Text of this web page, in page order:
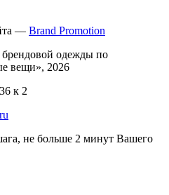
— Brand Promotion
одежды по
вещи», 2026
к 2
не больше 2 минут Вашего